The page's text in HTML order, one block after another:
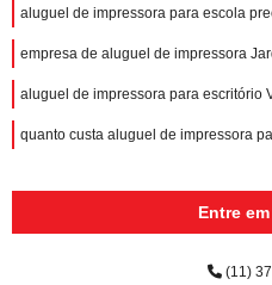
aluguel de impressora para escola
empresa de aluguel de impressora
aluguel de impressora para escritório
quanto custa aluguel de impressora
Entre
(11)